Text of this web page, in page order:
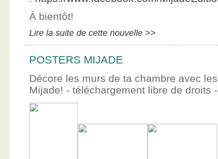
À bientôt!
Lire la suite de cette nouvelle >>
POSTERS MIJADE
Décore les murs de ta chambre avec
Mijade! - téléchargement libre de droits -